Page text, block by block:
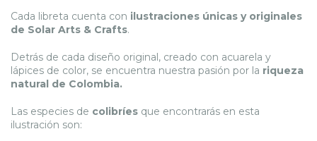
Cada libreta cuenta con ilustraciones únicas y originales
de Solar Arts & Crafts.
Detrás de cada diseño original, creado con acuarela y
lápices de color, se encuentra nuestra pasión por la riqueza
natural de Colombia.
Las especies de colibríes que encontrarás en esta
ilustración son: